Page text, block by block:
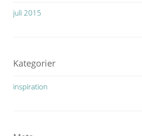
juli 2015
Kategorier
inspiration